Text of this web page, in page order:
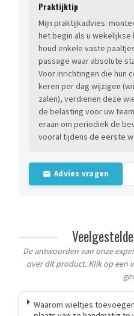
Praktijktip
Mijn praktijkadvies:
het begin als u
houd enkele vaste
passage waar absolute
Voor inrichtingen die hun
keren per dag wijzigen
zalen), verdienen deze
de belasting voor uw
eraan om periodiek de
vooral tijdens de eerste
Advies vragen
De antwoorden van onze
over dit product. Klik op een
Waarom wieltjes